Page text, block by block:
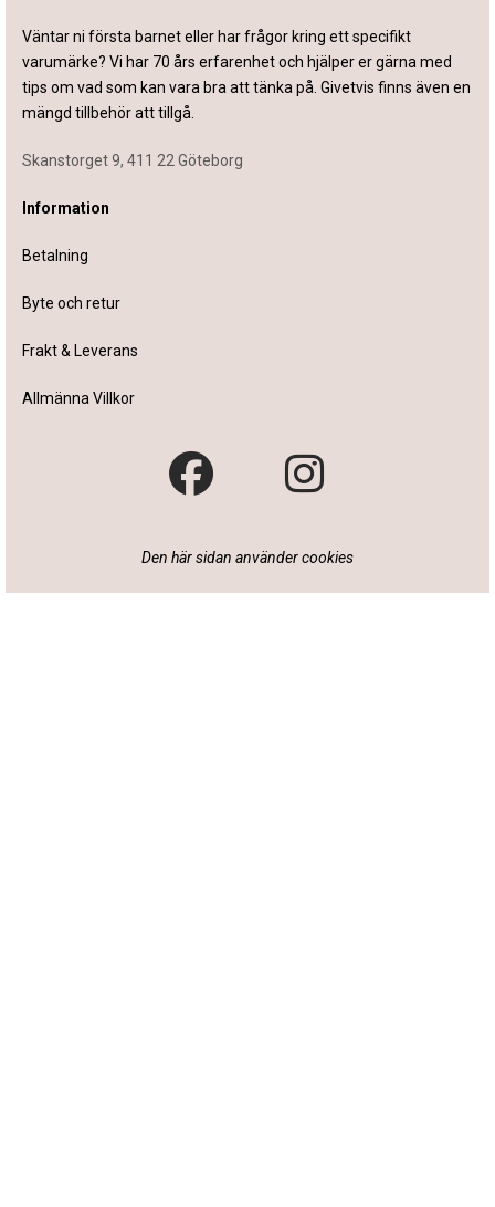
Väntar ni första barnet eller har frågor kring ett specifikt
varumärke? Vi har 70 års erfarenhet och hjälper er gärna med
tips om vad som kan vara bra att tänka på. Givetvis finns även en
mängd tillbehör att tillgå.
Skanstorget 9, 411 22 Göteborg
Information
Betalning
Byte och retur
Frakt & Leverans
Allmänna Villkor
Den här sidan använder cookies